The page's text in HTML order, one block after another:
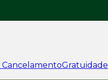
CancelamentoGratuidade